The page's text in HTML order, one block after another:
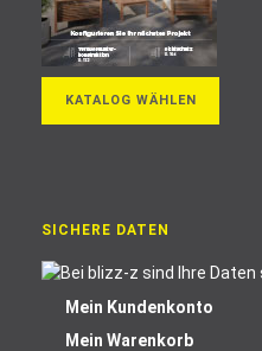
KATALOG WÄHLEN
SICHERE DATEN
Mein Kundenkonto
Mein Warenkorb